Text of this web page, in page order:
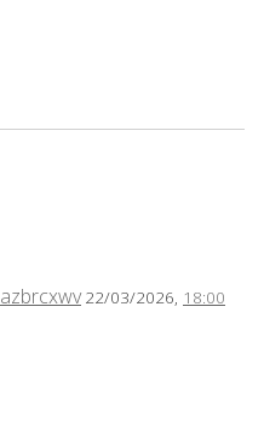
azbrcxwv 22/03/2026, 18:00